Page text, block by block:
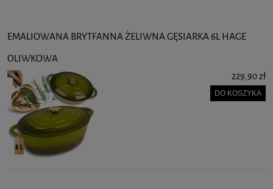
EMALIOWANA BRYTFANNA ŻELIWNA GĘSIARKA 6L HAGE
OLIWKOWA
229,90 zł
DO KOSZYKA